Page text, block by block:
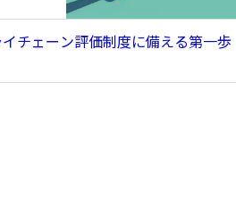
チェーン評価制度に備える第一